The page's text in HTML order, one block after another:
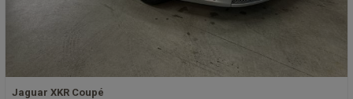
Jaguar XKR Coupé